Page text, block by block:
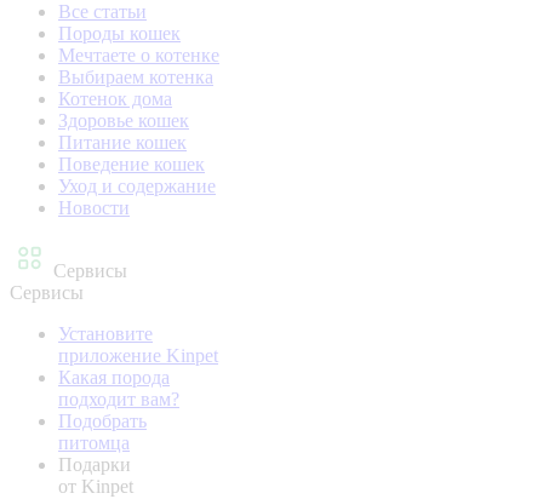
Все статьи
Породы кошек
Мечтаете о котенке
Выбираем котенка
Котенок дома
Здоровье кошек
Питание кошек
Поведение кошек
Уход и содержание
Новости
Сервисы
Сервисы
Установите
приложение Kinpet
Какая порода
подходит вам?
Подобрать
питомца
Подарки
от Kinpet